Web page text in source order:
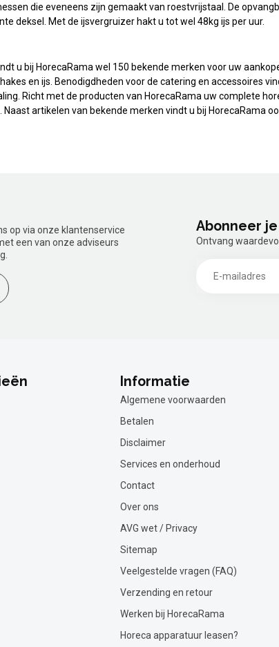
die eveneens zijn gemaakt van roestvrijstaal. De
deksel. Met de ijsvergruizer hakt u tot wel 48kg ijs per uur.
u bij HorecaRama wel 150 bekende merken voor uw
en ijs. Benodigdheden voor de catering en accessoires
Richt met de producten van HorecaRama uw complete
artikelen van bekende merken vindt u bij HorecaRama
op via onze klantenservice
een van onze adviseurs
Abonneer
Ontvang
Informatie
Algemene voorwaarden
Betalen
Disclaimer
Services en onderhoud
Contact
Over ons
AVG wet / Privacy
Sitemap
Veelgestelde vragen (FAQ)
Verzending en retour
Werken bij HorecaRama
Horeca apparatuur leasen?